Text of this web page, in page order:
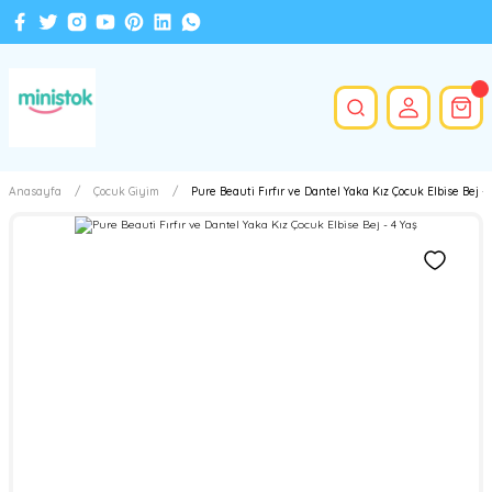
Anasayfa Çocuk Giyim Pure Beauti Fırfır ve Dantel Yaka Kız Çocuk Elbise Bej -